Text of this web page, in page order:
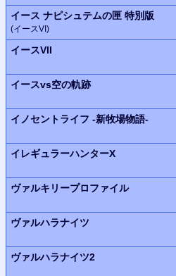
イース ナピシュテムの匣 特別版
(イースVI)
イースVII
イースvs空の軌跡
イノセントライフ -新牧場物語-
イレギュラーハンターX
ヴァルキリープロファイル
ヴァルハラナイツ
ヴァルハラナイツ2